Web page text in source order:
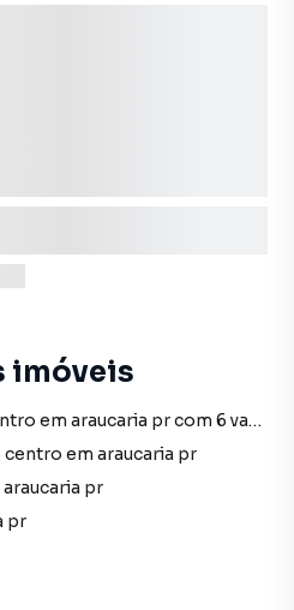
imóveis
Casa à venda no bairro centro em araucaria pr com 6 vagas
em araucaria pr
pr
pr